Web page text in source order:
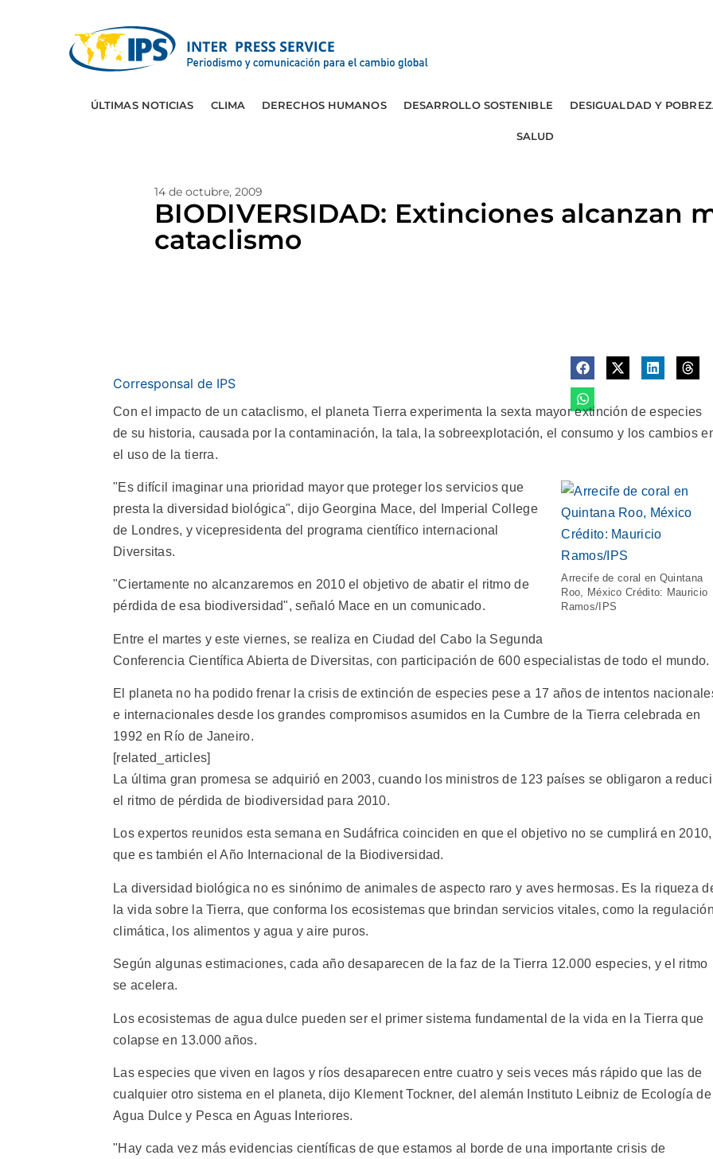
ÚLTIMAS NOTICIAS CLIMA DERECHOS HUMANOS DESARROLLO SOSTENIBLE DESIGUALDAD Y
SALUD
14 de octubre, 2009
BIODIVERSIDAD: Extinciones alcanzan
cataclismo
Corresponsal de IPS
Con el impacto de un cataclismo, el planeta Tierra experimenta la sexta mayor extinción de especies
de su historia, causada por la contaminación, la tala, la sobreexplotación, el consumo y los cambios
el uso de la tierra.
Arrecife de coral en Quintana
Roo, México Crédito: Mauricio
Ramos/IPS
"Es difícil imaginar una prioridad mayor que proteger los servicios que
presta la diversidad biológica", dijo Georgina Mace, del Imperial College
de Londres, y vicepresidenta del programa científico internacional
Diversitas.
"Ciertamente no alcanzaremos en 2010 el objetivo de abatir el ritmo de
pérdida de esa biodiversidad", señaló Mace en un comunicado.
Entre el martes y este viernes, se realiza en Ciudad del Cabo la Segunda
Conferencia Científica Abierta de Diversitas, con participación de 600 especialistas de todo el mundo.
El planeta no ha podido frenar la crisis de extinción de especies pese a 17 años de intentos
e internacionales desde los grandes compromisos asumidos en la Cumbre de la Tierra celebrada en
1992 en Río de Janeiro.
[related_articles]
La última gran promesa se adquirió en 2003, cuando los ministros de 123 países se obligaron a
el ritmo de pérdida de biodiversidad para 2010.
Los expertos reunidos esta semana en Sudáfrica coinciden en que el objetivo no se cumplirá en 2010,
que es también el Año Internacional de la Biodiversidad.
La diversidad biológica no es sinónimo de animales de aspecto raro y aves hermosas. Es la riqueza
la vida sobre la Tierra, que conforma los ecosistemas que brindan servicios vitales, como la
climática, los alimentos y agua y aire puros.
Según algunas estimaciones, cada año desaparecen de la faz de la Tierra 12.000 especies, y el ritmo
se acelera.
Los ecosistemas de agua dulce pueden ser el primer sistema fundamental de la vida en la Tierra que
colapse en 13.000 años.
Las especies que viven en lagos y ríos desaparecen entre cuatro y seis veces más rápido que las de
cualquier otro sistema en el planeta, dijo Klement Tockner, del alemán Instituto Leibniz de Ecología de
Agua Dulce y Pesca en Aguas Interiores.
"Hay cada vez más evidencias científicas de que estamos al borde de una importante crisis de